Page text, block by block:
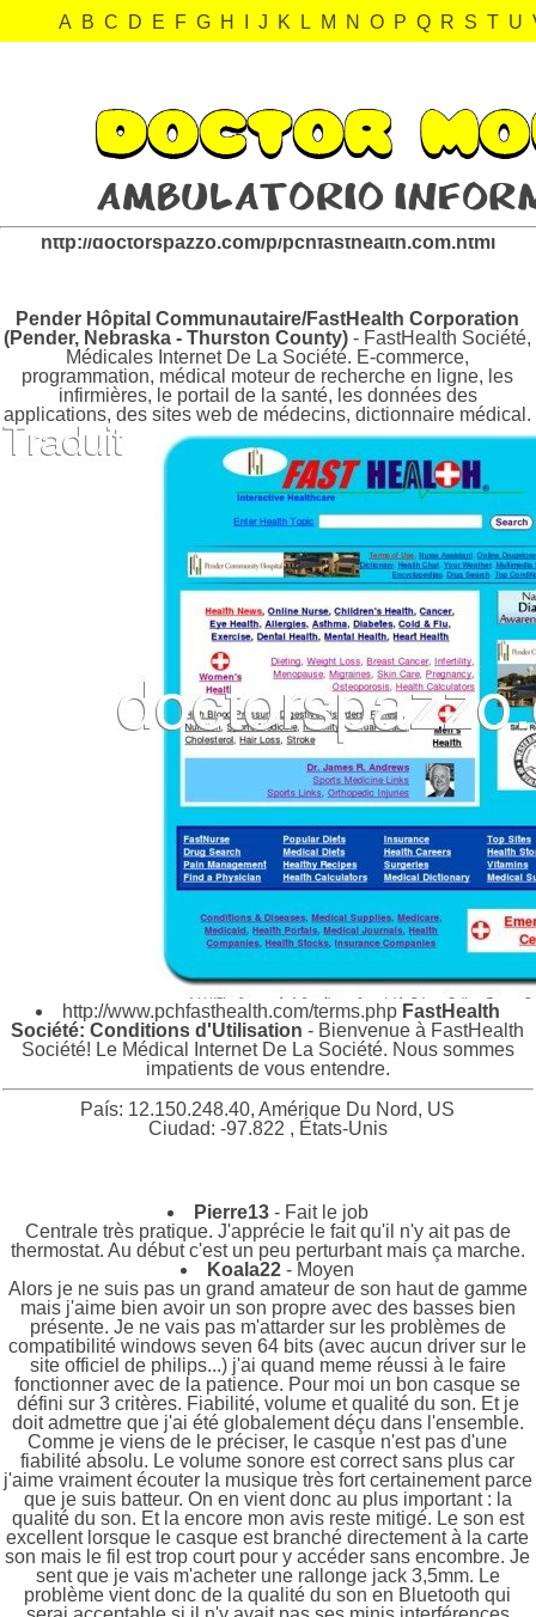
A B C D E F G H J K L M N O P Q R S T U
pchfasthealth.com Revisión:
http://doctorspazzo.com/p/pchfasthealth.com.html
Pender Hôpital Communautaire/FastHealth Corporation
(Pender, Nebraska - Thurston County) - FastHealth Société,
Médicales Internet De La Société. E-commerce,
programmation, médical moteur de recherche en ligne, les
infirmières, le portail de la santé, les données des
applications, des sites web de médecins, dictionnaire médical.
http://www.pchfasthealth.com/terms.php FastHealth
Société: Conditions d'Utilisation - Bienvenue à FastHealth
Société! Le Médical Internet De La Société. Nous sommes
impatients de vous entendre.
País: 12.150.248.40, Amérique Du Nord, US
Ciudad: -97.822 , États-Unis
Pierre13- Fait le job
Centrale très pratique. J'apprécie le fait qu'il n'y ait pas de
thermostat. Au début c'est un peu perturbant mais ça marche.
Koala22 - Moyen
Alors je ne suis pas un grand amateur de son haut de gamme
mais j'aime bien avoir un son propre avec des basses bien
présente. Je ne vais pas m'attarder sur les problèmes de
compatibilité windows seven 64 bits (avec aucun driver sur le
site officiel de philips...) j'ai quand meme réussi à le faire
fonctionner avec de la patience. Pour moi un bon casque se
défini sur 3 critères. Fiabilité, volume et qualité du son. Et je
doit admettre que j'ai été globalement déçu dans l'ensemble.
Comme je viens de le préciser, le casque n'est pas d'une
fiabilité absolu. Le volume sonore est correct sans plus car
j'aime vraiment écouter la musique très fort certainement parce
que je suis batteur. On en vient donc au plus important : la
qualité du son. Et la encore mon avis reste mitigé. Le son est
excellent lorsque le casque est branché directement à la carte
son mais le fil est trop court pour y accéder sans encombre. Je
sent que je vais m'acheter une rallonge jack 3,5mm. Le
problème vient donc de la qualité du son en Bluetooth qui